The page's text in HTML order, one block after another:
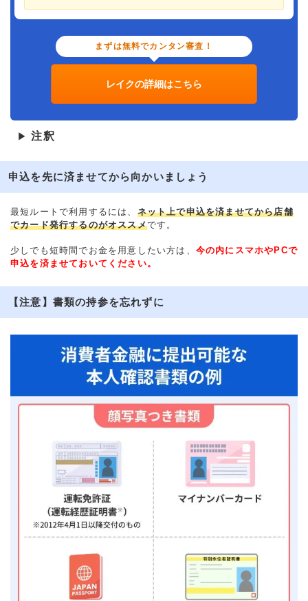
まずは無料でカンタン審査！
レイクの詳細はこちら
▶ 注釈
申込を先に済ませてから向かいましょう
最短ルートで利用するには、 ネット上で申込を済ませてから店舗
でカード発行するのがオススメです。
少しでも短時間でお金を用意したい方は、 今の内にスマホやPCで
申込を済ませておいてください。
【注意】書類の持参を忘れずに